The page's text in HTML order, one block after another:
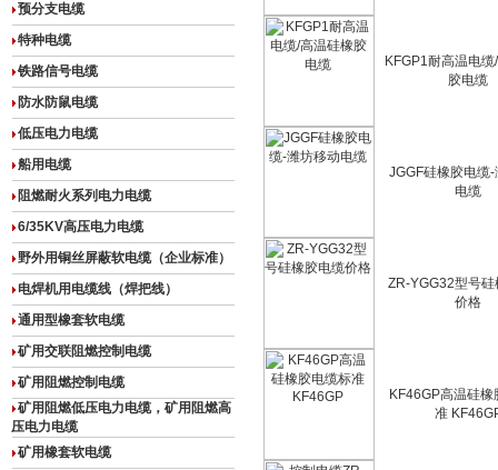
预分支电缆
特种电缆
铁路信号电缆
防水防鼠电缆
低压电力电缆
船用电缆
阻燃耐火系列电力电缆
6/35KV高压电力电缆
野外用铜丝屏蔽软电缆（企业标准）
电焊机用电缆线（焊把线）
通用型橡套软电缆
矿用交联阻燃控制电缆
矿用阻燃控制电缆
矿用阻燃低压电力电缆，矿用阻燃高
压电力电缆
矿用橡套软电缆
KFGP1耐高温电
胶电缆
JGGF硅橡胶电缆
电缆
ZR-YGG32型号
价格
KF46GP高温硅
准